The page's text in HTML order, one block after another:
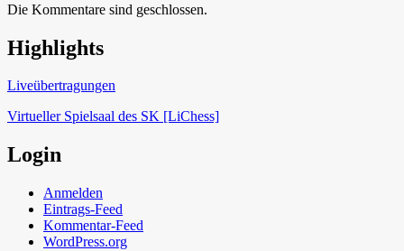
Die Kommentare sind geschlossen.
Schach in Lauffen
Highlights
Liveübertragungen
Virtueller Spielsaal des SK [LiChess]
Login
Anmelden
Eintrags-Feed
Kommentar-Feed
WordPress.org